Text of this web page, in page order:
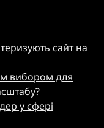
сайт на
вибором для
у сфері